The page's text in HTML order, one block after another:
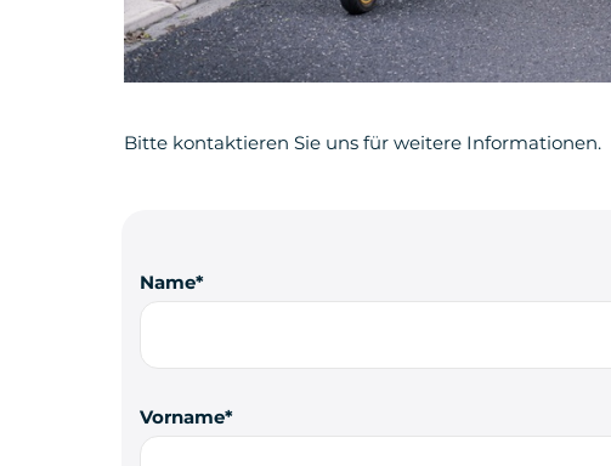
Bitte kontaktieren Sie uns für weitere Informationen.
Name
Vorname